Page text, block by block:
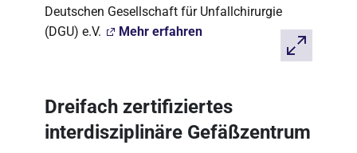
Deutschen Gesellschaft für Unfallchirurgie
(DGU) e.V.
Mehr erfahren
Dreifach zertifiziertes
interdisziplinäre Gefäßzentrum